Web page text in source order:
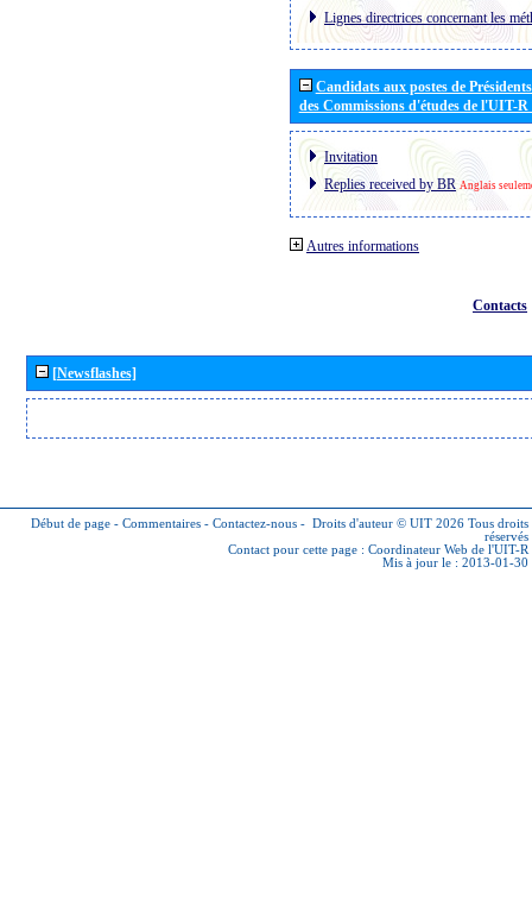
Lignes directrices concernant les
Candidats aux postes de
des Commissions d'études de l'UIT-
Invitation
Replies received by BR Anglais
Autres informations
Contacts
[Newsflashes]
Début de page - Commentaires - Contactez-nous - Droits d'auteur © UIT 2026 Tous droits
réservés
Contact pour cette page : Coordinateur Web de l'UIT-R
Mis à jour le : 2013-01-30